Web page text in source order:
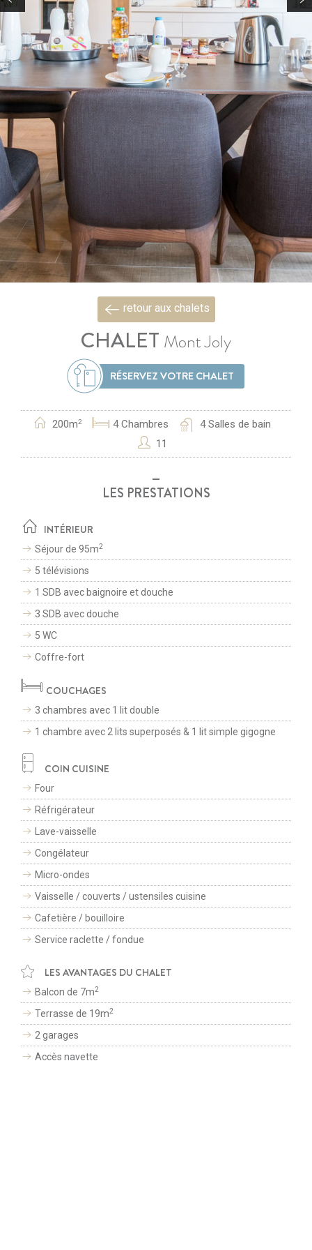
Afin de vous proposer des services et offres adaptés à vos centres
d'intérêts, nous utilisons des cookies. En continuant de naviguer sur
le site, vous déclarez accepter leur utilisation.
retour aux chalets
CHALET Mont Joly
RÉSERVEZ VOTRE CHALET
200m2 4 Chambres 4 Salles de bain
11
LES PRESTATIONS
INTÉRIEUR
Séjour de 95m2
5 télévisions
1 SDB avec baignoire et douche
3 SDB avec douche
5 WC
Coffre-fort
COUCHAGES
3 chambres avec 1 lit double
1 chambre avec 2 lits superposés & 1 lit simple gigogne
COIN CUISINE
Four
Réfrigérateur
Lave-vaisselle
Congélateur
Micro-ondes
Vaisselle / couverts / ustensiles cuisine
Cafetière / bouilloire
Service raclette / fondue
LES AVANTAGES DU CHALET
Balcon de 7m2
Terrasse de 19m2
2 garages
Accès navette
+33(0)4 79 75 75 20
ESPACE PRESSE
© LES PORTES DE MEGÈVE 2026 -TOUS DROITS RESERVÉS-MENTIONS LÉGALES
CGV
Création site internet par